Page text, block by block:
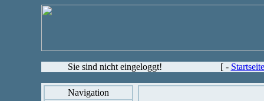
Sie sind nicht eingeloggt! [ - Startseite
Navigation